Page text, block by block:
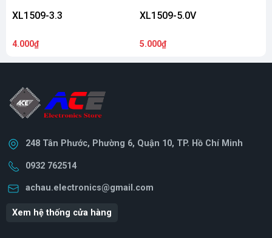
XL1509-3.3
4.000₫
XL1509-5.0V
5.000₫
248 Tân Phước, Phường 6, Quận 10, TP. Hồ Chí Minh
0932 762514
achau.electronics@gmail.com
Xem hệ thống cửa hàng